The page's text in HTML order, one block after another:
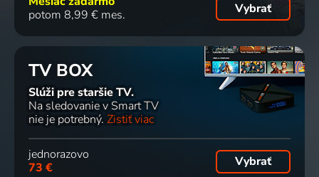
potom 8,99 € mes.
Vybrať
TV BOX
Slúži pre staršie TV.
Na sledovanie v Smart TV
nie je potrebný. Zistiť viac
jednorazovo
73 €
Vybrať